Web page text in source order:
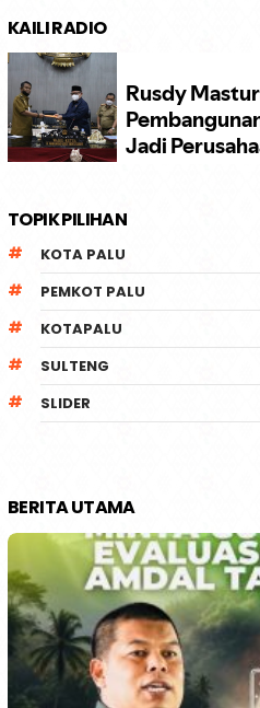
KAILI RADIO
TOPIK PILIHAN
KOTA PALU
PEMKOT PALU
KOTAPALU
SULTENG
SLIDER
BERITA UTAMA